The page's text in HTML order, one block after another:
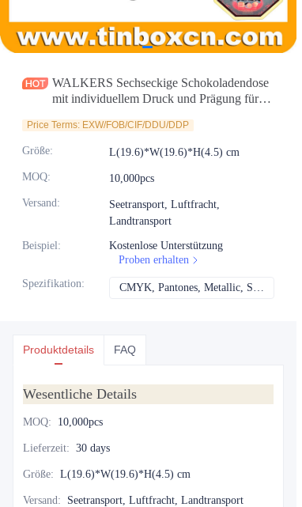
WALKERS Sechseckige Schokoladendose
mit individuellem Druck und Prägung für
Süßigkeitenverpackungen
Price Terms: EXW/FOB/CIF/DDU/DDP
Größe: L(19.6)*W(19.6)*H(4.5) cm
MOQ: 10,000pcs
Versand:
Seetransport, Luftfracht,
Landtransport
Beispiel:
Kostenlose Unterstützung
Proben erhalten
Spezifikation: CMYK, Pantones, Metallic, Sonderfarbe usw.
Produktdetails FAQ
Wesentliche Details
MOQ: 10,000pcs
Lieferzeit: 30 days
Größe: L(19.6)*W(19.6)*H(4.5) cm
Versand: Seetransport, Luftfracht, Landtransport
Nachrichten